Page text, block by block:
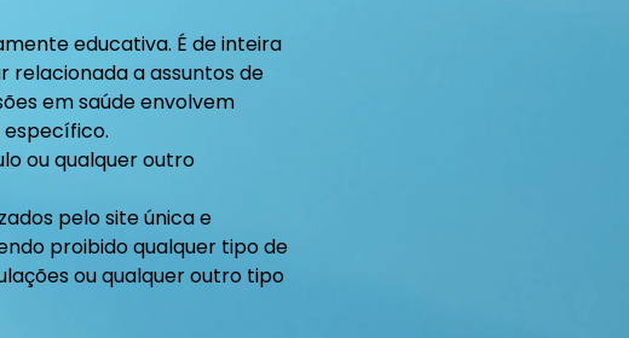
educativa. É de inteira
relacionada a assuntos de
em saúde envolvem
ou qualquer outro
pelo site única e
proibido qualquer tipo de
ou qualquer outro tipo